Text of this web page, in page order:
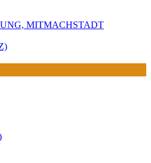
MITMACHSTADT